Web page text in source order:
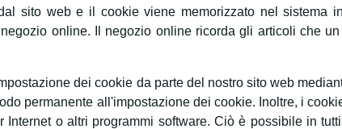
sito web e il cookie viene memorizzato nel sistema
online. Il negozio online ricorda gli articoli che
dei cookie da parte del nostro sito web
permanente all'impostazione dei cookie. Inoltre, i
o altri programmi software. Ciò è possibile in